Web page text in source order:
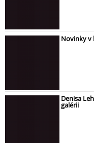
Novinky v
Denisa
galérii